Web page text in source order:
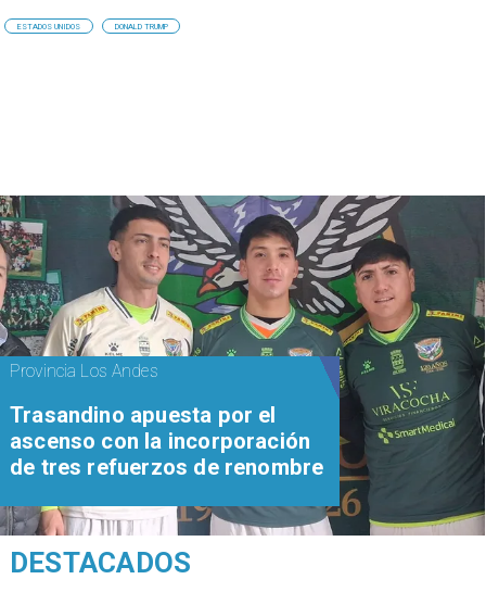
ESTADOS UNIDOS DONALD TRUMP
Provincia Los Andes
Trasandino apuesta por el
ascenso con la incorporación
de tres refuerzos de renombre
DESTACADOS